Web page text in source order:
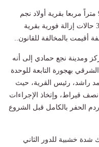
حيث تم إزالة سور مخالف على مساحة 90 متراً مربعا بقرية أولاد نجم
بهجورة برئاسة عزت عمر، فضلاً عن تنفيذ 3 حالات إزالة فورية بقرية
أقيمت بالمخالفة للقانون..
ومدينة نجع حمادي إلى أنه
بهجورة التابعة للوحدة
راشد، رئيس القرية، حيث
قيراط، وإتخاذ الإجراءات
وردم الحفر بالكامل قبل الشروع
شدة خشبية للدور الثاني